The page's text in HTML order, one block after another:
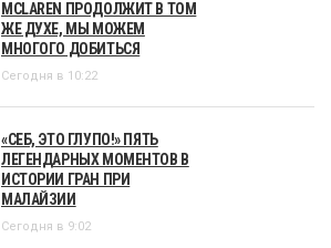
MCLAREN ПРОДОЛЖИТ В ТОМ
ЖЕ ДУХЕ, МЫ МОЖЕМ
МНОГОГО ДОБИТЬСЯ
Сегодня в 10:22
«СЕБ, ЭТО ГЛУПО!» ПЯТЬ
ЛЕГЕНДАРНЫХ МОМЕНТОВ В
ИСТОРИИ ГРАН ПРИ
МАЛАЙЗИИ
Сегодня в 9:02